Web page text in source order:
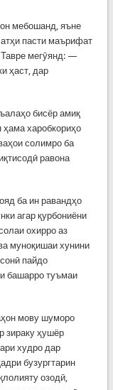
мебошанд, яъне
пасти маърифат
Тавре мегӯянд: —
ҳаст, дар
бисёр амиқ
харобкориҳо
солимро ба
равона
ба ин равандҳо
агар қурбониёни
охирро аз
муноқишаи хунини
пайдо
башарро туъмаи
мову шуморо
зираку ҳушёр
худро дар
бузургтарин
озодӣ,